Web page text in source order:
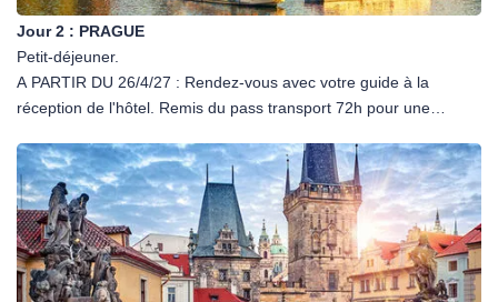
Jour 2 : PRAGUE
Petit-déjeuner.
A PARTIR DU 26/4/27 : Rendez-vous avec votre guide à la
réception de l'hôtel. Remis du pass transport 72h pour une
Visite du quartier Stare Mesto, la Vieille Ville de Prague marquée
par ses nombreux édifices gothiques et romans et ses rues
médiévales. La visite vous amènera aux endroits les plus
populaires de la Vieille Ville en suivant la Voie royale. L'itinéraire
pour découvrir le centre historique, qu'empruntaient autrefois les
rois et les reines tchèques pour se faire couronner à la cathédrale